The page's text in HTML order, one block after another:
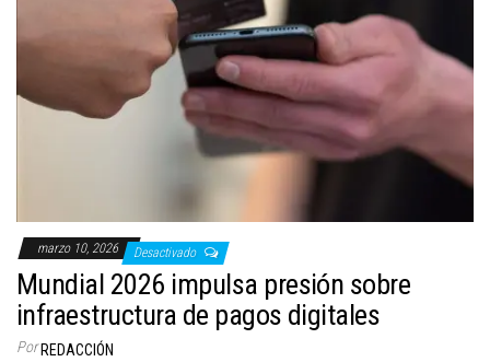
marzo 10, 2026 Desactivado
Mundial 2026 impulsa presión sobre
infraestructura de pagos digitales
Por REDACCIÓN